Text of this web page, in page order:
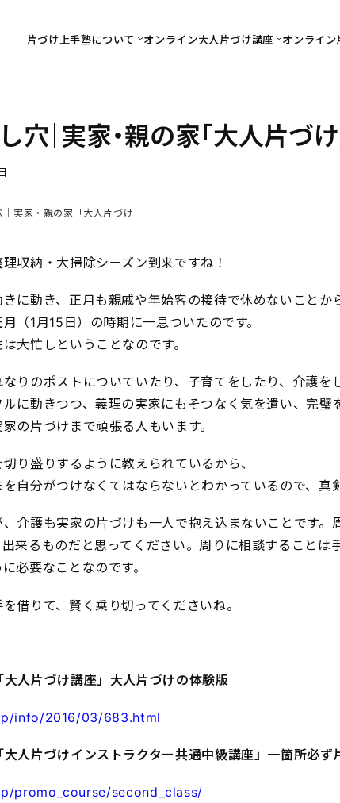
片づけ上手塾について オンライン大人片づけ講座 オンライン
｜実家・親の家「大人片づけ
実家・親の家「大人片づけ」
収納・大掃除シーズン到来ですね！
に動き、正月も親戚や年始客の接待で休めないことか
（1月15日）の時期に一息ついたのです。
大忙しということなのです。
りのポストについていたり、子育てをしたり、介護を
に動きつつ、義理の実家にもそつなく気を遣い、完璧
の片づけまで頑張る人もいます。
り盛りするように教えられているから、
自分がつけなくてはならないとわかっているので、真剣
介護も実家の片づけも一人で抱え込まないことです。
来るものだと思ってください。周りに相談することは
必要なことなのです。
借りて、賢く乗り切ってくださいね。
人片づけ講座」大人片づけの体験版
info/2016/03/683.html
人片づけインストラクター共通中級講座」一箇所必ず
promo_course/second_class/